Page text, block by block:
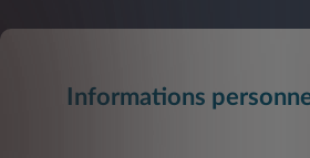
Informations